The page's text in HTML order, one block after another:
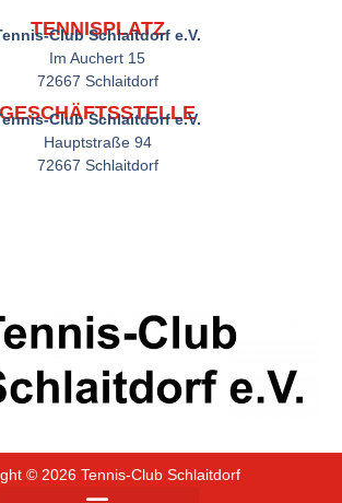
TENNISPLATZ
Club Schlaitdorf e.V.
Im Auchert 15
72667 Schlaitdorf
GESCHÄFTSSTELLE
Club Schlaitdorf e.V.
Hauptstraße 94
72667 Schlaitdorf
© 2026 Tennis-Club Schlaitdorf